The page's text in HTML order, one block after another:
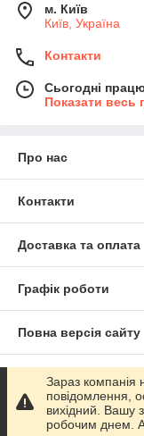
м. Київ
Київ, Україна
Контакти
Сьогодні
Показати весь
Про нас
Контакти
Доставка та оплата
Графік роботи
Повна версія сайту
Сайт створено на
Політика
Зараз
повідомлення,
вихідний. Вашу
робочим днем.